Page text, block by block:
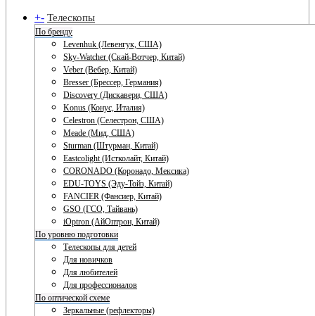
+- Телескопы
По бренду
Levenhuk (Левенгук, США)
Sky-Watcher (Скай-Вотчер, Китай)
Veber (Вебер, Китай)
Bresser (Брессер, Германия)
Discovery (Дискавери, США)
Konus (Конус, Италия)
Celestron (Селестрон, США)
Meade (Мид, США)
Sturman (Штурман, Китай)
Eastcolight (Истколайт, Китай)
CORONADO (Коронадо, Мексика)
EDU-TOYS (Эду-Тойз, Китай)
FANCIER (Фансиер, Китай)
GSO (ГСО, Тайвань)
iOptron (АйОптрон, Китай)
По уровню подготовки
Телескопы для детей
Для новичков
Для любителей
Для профессионалов
По оптической схеме
Зеркальные (рефлекторы)